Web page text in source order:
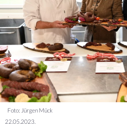
Foto: Jürgen Mück
22.05.2023.